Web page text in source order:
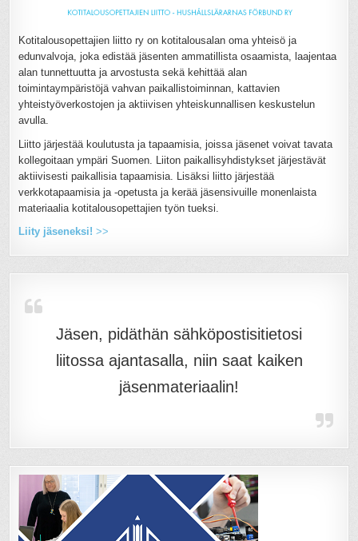
Kotitalousopettajien liitto ry on kotitalousalan oma yhteisö ja
edunvalvoja, joka edistää jäsenten ammatillista osaamista, laajentaa
alan tunnettuutta ja arvostusta sekä kehittää alan
toimintaympäristöjä vahvan paikallistoiminnan, kattavien
yhteistyöverkostojen ja aktiivisen yhteiskunnallisen keskustelun
avulla.
Liitto järjestää koulutusta ja tapaamisia, joissa jäsenet voivat tavata
kollegoitaan ympäri Suomen. Liiton paikallisyhdistykset järjestävät
aktiivisesti paikallisia tapaamisia. Lisäksi liitto järjestää
verkkotapaamisia ja -opetusta ja kerää jäsensivuille monenlaista
materiaalia kotitalousopettajien työn tueksi.
Liity jäseneksi! >>
Jäsen, pidäthän sähköpostisitietosi
liitossa ajantasalla, niin saat kaiken
jäsenmateriaalin!